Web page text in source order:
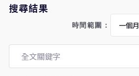
搜尋結果
時間範圍：